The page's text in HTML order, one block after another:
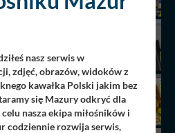
nasz serwis w
zdjęć, obrazów, widoków z
kawałka Polski jakim bez
się Mazury odkryć dla
nasza ekipa miłośników i
codziennie rozwija serwis,